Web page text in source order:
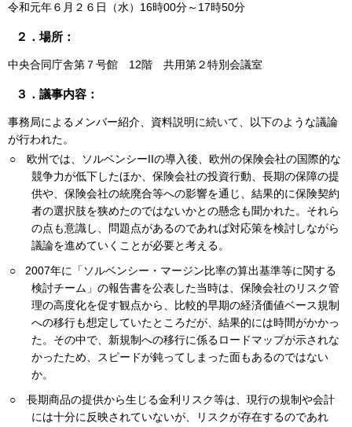
令和元年６月２６日（水）16時00分～17時50分
２．場所：
中央合同庁舎第７号館 12階 共用第２特別会議室
３．議事内容：
事務局によるメンバー紹介、資料説明に続いて、以下のような議論
が行われた。
欧州では、ソルベンシーIIの導入後、欧州の保険会社の国際的な
競争力が低下したほか、保険会社の投資行動、長期の保障の提
供や、保険会社の統廃合等への影響を通じ、結果的に保険契約
者の選択肢を狭めたのではないかとの懸念も聞かれた。それら
の点も意識し、問題点があるのであれば対応策を検討しながら
議論を進めていくことが必要と考える。
2007年に「ソルベンシー・マージン比率の算出基準等に関する
検討チーム」の報告書を公表した当時は、保険会社のリスク管
理の高度化を促す観点から、比較的早期の経済価値ベース規制
への移行も想定していたところだが、結果的には時間がかかっ
た。その中で、新規制への移行に係るロードマップが示されな
かったため、スピードが鈍ってしまった面もあるのではない
か。
長期商品の提供から生じる金利リスク等は、現行の規制や会計
には十分に反映されていないが、リスクが存在するのであれ